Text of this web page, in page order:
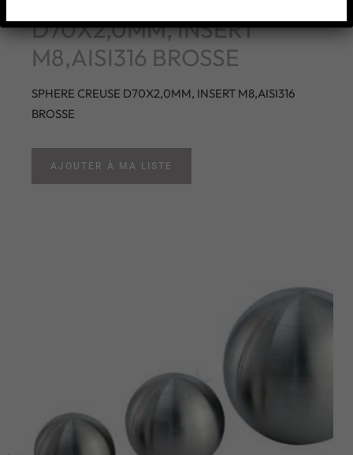
D70X2,0MM, INSERT
M8,AISI316 BROSSE
SPHERE CREUSE D70X2,0MM, INSERT M8,AISI316
BROSSE
AJOUTER À MA LISTE